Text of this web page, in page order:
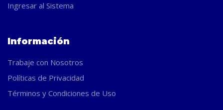
Ingresar al Sistema
Información
Trabaje con Nosotros
Políticas de Privacidad
Términos y Condiciones de Uso